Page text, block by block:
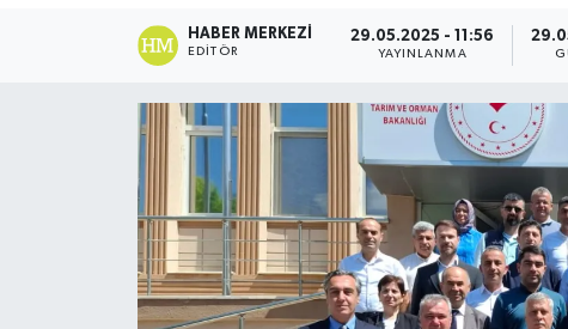
HABER MERKEZI
EDITÖR
29.05.2025 - 11:56
YAYINLANMA